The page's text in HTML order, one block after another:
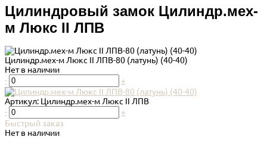
Цилиндровый замок Цилиндр.мех-
м Люкс II ЛПВ
Цилиндр.мех-м Люкс II ЛПВ-80 (латунь) (40-40)
Нет в наличии
-
+
Артикул: Цилиндр.мех-м Люкс II ЛПВ
-
+
Быстрый заказ
Нет в наличии